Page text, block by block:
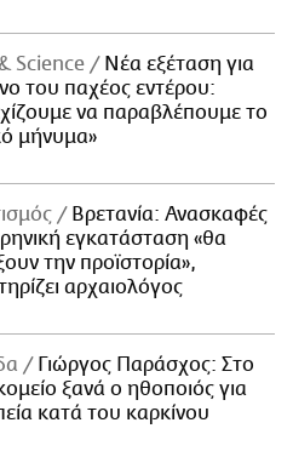
Science
Νέα εξέταση για
του παχέος εντέρου:
να παραβλέπουμε το
μήνυμα»
Βρετανία: Ανασκαφές
εγκατάσταση «θα
την προϊστορία»,
αρχαιολόγος
Γιώργος Παράσχος: Στο
ξανά ο ηθοποιός για
κατά του καρκίνου